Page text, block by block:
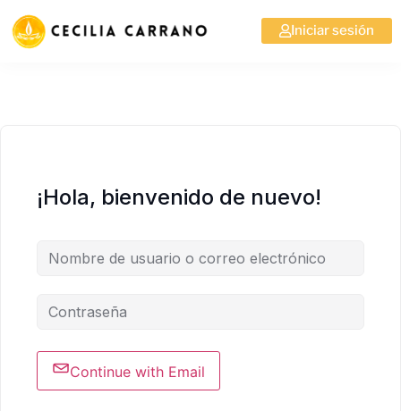
Iniciar sesión
¡Hola, bienvenido de nuevo!
Continue with Email